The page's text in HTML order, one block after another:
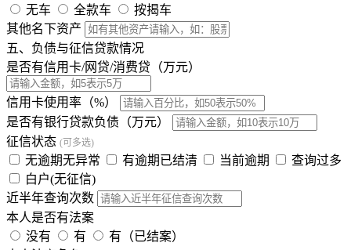
无车
全款车
按揭车
其他名下资产
五、负债与征信贷款情况
是否有信用卡/网贷/消费贷（万元）
信用卡使用率（%）
是否有银行贷款负债（万元）
征信状态 (可多选)
无逾期无异常 有逾期已结清 当前逾期
查询过多
白户(无征信)
近半年查询次数
本人是否有法案
没有
有
有（已结案）